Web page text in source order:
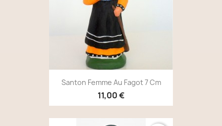
Santon Femme Au Fagot 7 Cm
11,00 €